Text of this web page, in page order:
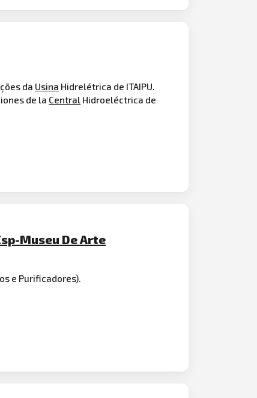
da Usina Hidrelétrica de ITAIPU.
de la Central Hidroeléctrica de
Museu De Arte
e Purificadores).